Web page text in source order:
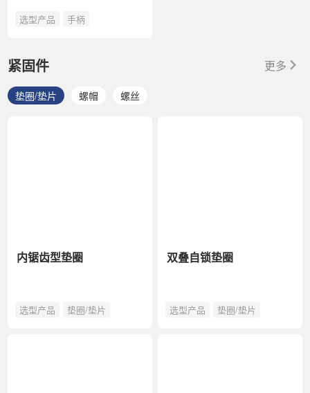
选型产品 手柄
紧固件 更多
垫圈/垫片 螺帽 螺丝
内锯齿型垫圈
选型产品 垫圈/垫片
双叠自锁垫圈
选型产品 垫圈/垫片